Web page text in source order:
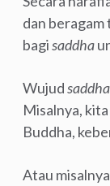
dan
bagisaddha
Wujudsaddha
Misalnya,
Buddha,
Atau